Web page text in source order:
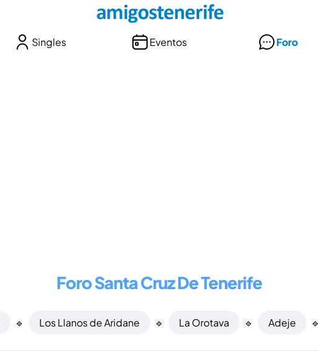
Singles Eventos Foro
Foro Santa Cruz De Tenerife
🔹 Los Llanos de Aridane 🔹 La Orotava 🔹 Adeje 🔹